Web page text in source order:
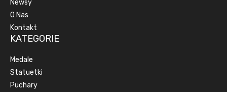
Newsy
O Nas
Kontakt
KATEGORIE
Medale
Statuetki
Puchary